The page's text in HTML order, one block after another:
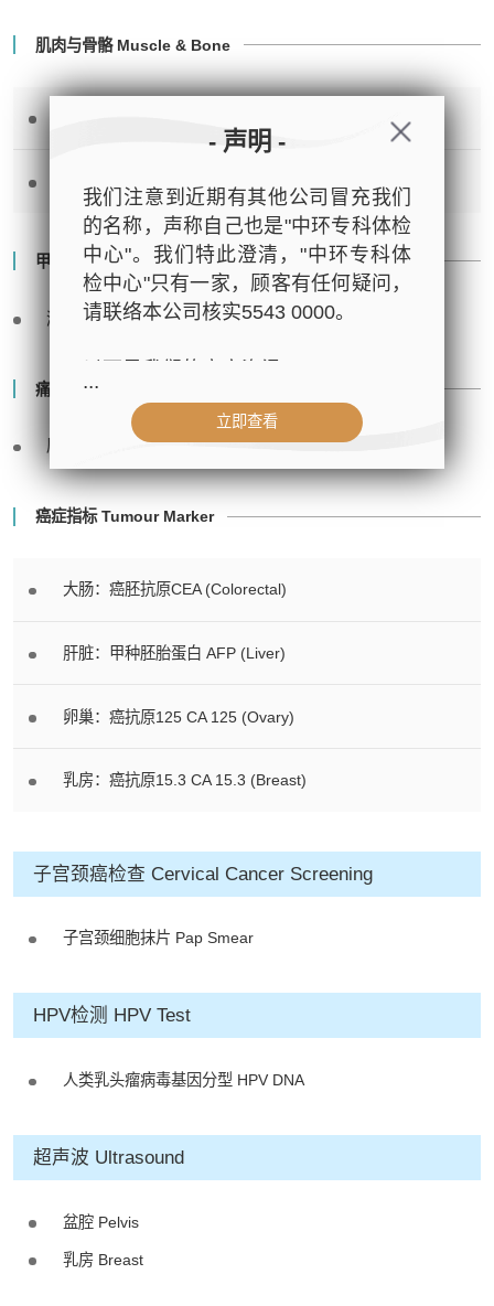
肌肉与骨骼 Muscle & Bone
甲状腺功能 Thyroid Function Study
游离甲状腺素 FT4
痛风 Gout
尿酸 Uric Acid
癌症指标 Tumour Marker
大肠：癌胚抗原CEA (Colorectal)
肝脏：甲种胚胎蛋白 AFP (Liver)
卵巢：癌抗原125 CA 125 (Ovary)
乳房：癌抗原15.3 CA 15.3 (Breast)
子宫颈癌检查 Cervical Cancer Screening
子宫颈细胞抹片 Pap Smear
HPV检测 HPV Test
人类乳头瘤病毒基因分型 HPV DNA
超声波 Ultrasound
盆腔 Pelvis
乳房 Breast
- 声明 -
我们注意到近期有其他公司冒充我们
的名称，声称自己也是"中环专科体检
中心"。我们特此澄清，"中环专科体
检中心"只有一家，顾客有任何疑问，
请联络本公司核实5543 0000。
- 公司名称：中环专科体检中心（The
- 地址：香港皇后大道中99号中环中
心42楼4203室（中环港铁站出口
- WhatsApp：(852) 5543 0000
人士提供尊尚而优质的体检服务，一
持！
...
立即查看